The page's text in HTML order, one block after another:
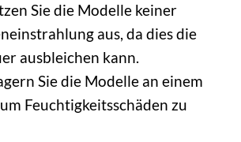
Sie die Modelle keiner
aus, da dies die
ausbleichen kann.
Sie die Modelle an einem
Feuchtigkeitsschäden zu